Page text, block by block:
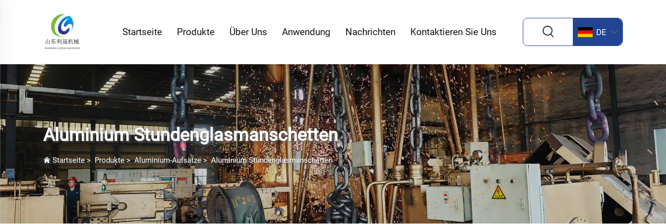
Startseite Produkte Über Uns Anwendung Nachrichten Kontaktieren Sie Uns DE
Aluminium Stundenglasmanschetten
Startseite> Produkte>Aluminium-Aufsätze>Aluminium Stundenglasmanschetten